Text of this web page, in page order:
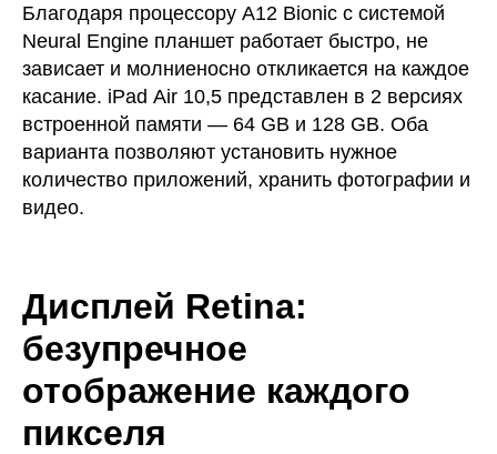
Благодаря процессору A12 Bionic с системой
Neural Engine планшет работает быстро, не
зависает и молниеносно откликается на каждое
касание. iPad Air 10,5 представлен в 2 версиях
встроенной памяти — 64 GB и 128 GB. Оба
варианта позволяют установить нужное
количество приложений, хранить фотографии и
видео.
Дисплей Retina:
безупречное
отображение каждого
пикселя